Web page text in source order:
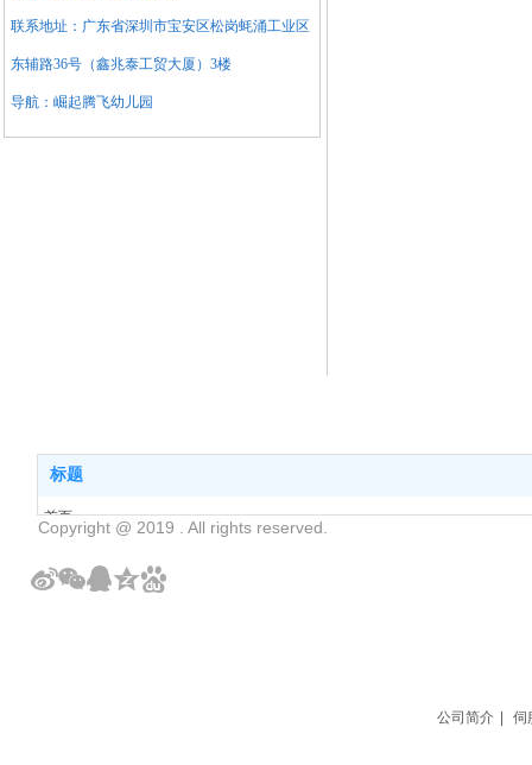
联系地址：广东省深圳市宝安区松岗蚝涌工业区
东辅路36号（鑫兆泰工贸大厦）3楼
导航：崛起腾飞幼儿园
标题
首页
伺服电机维修
Copyright @ 2019 . All rights reserved.
公司简介 伺